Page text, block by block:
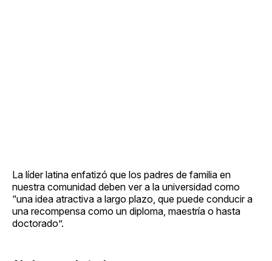
La líder latina enfatizó que los padres de familia en
nuestra comunidad deben ver a la universidad como
“una idea atractiva a largo plazo, que puede conducir a
una recompensa como un diploma, maestría o hasta
doctorado”.